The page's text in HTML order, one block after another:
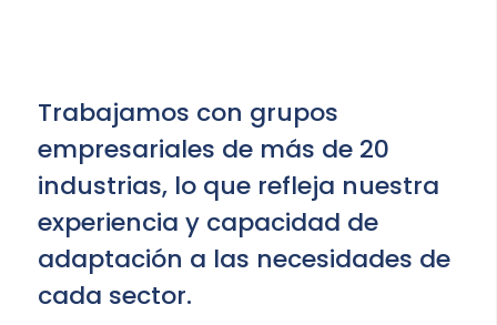
Trabajamos con grupos
empresariales de más de 20
industrias, lo que refleja nuestra
experiencia y capacidad de
adaptación a las necesidades de
cada sector.